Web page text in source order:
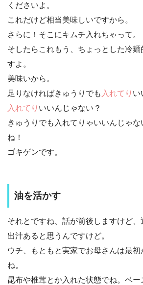
くださいよ。
これだけど相当美味しいですから。
さらに！そこにキムチ入れちゃって。
そしたらこれもう、ちょっとした冷
すよ。
美味いから。
足りなければきゅうりでも 入れてり い
入れてり いいんじゃない？
きゅうりでも入れてりゃいいんじゃな
ね！
ゴキゲンです。
油を活かす
それとですね、話が前後しますけど
出汁あると思うんですけど。
ウチ、もともと実家でお母さんは最初
ね。
昆布や椎茸とか入れた状態でね。ベ